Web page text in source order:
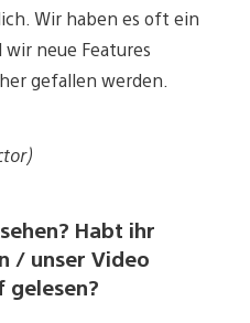
Wir haben es oft ein
neue Features
gefallen werden.
Habt ihr
/ unser Video
gelesen?